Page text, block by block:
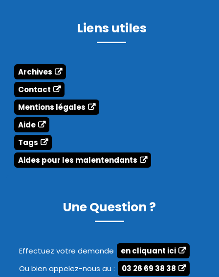
Liens utiles
Archives
Contact
Mentions légales
Aide
Tags
Aides pour les malentendants
Une Question ?
Effectuez votre demande
en cliquant ici
Ou bien appelez-nous au :
03 26 69 38 38